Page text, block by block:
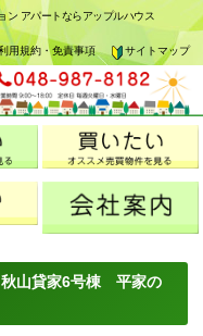
ン アパートならアップルハウス
用規約・免責事項 サイトマップ
秋山貸家6号棟 平家の